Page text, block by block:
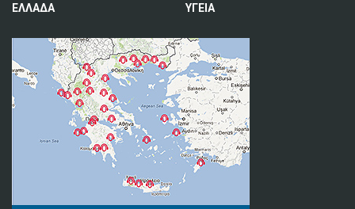
ΕΛΛΑΔΑ
ΥΓΕΙΑ